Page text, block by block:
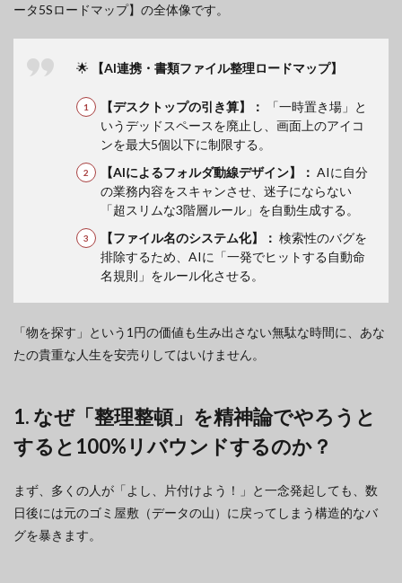
ータ5Sロードマップ】の全体像です。
🌟 【AI連携・書類ファイル整理ロードマップ】
【デスクトップの引き算】：
「一時置き場」と
いうデッドスペースを廃止し、画面上のアイコ
ンを最大5個以下に制限する。
【AIによるフォルダ動線デザイン】： AIに自分
の業務内容をスキャンさせ、迷子にならない
「超スリムな3階層ルール」を自動生成する。
【ファイル名のシステム化】： 検索性のバグを
排除するため、AIに「一発でヒットする自動命
名規則」をルール化させる。
「物を探す」という1円の価値も生み出さない無駄な時間に、あな
たの貴重な人生を安売りしてはいけません。
1. なぜ「整理整頓」を精神論でやろうと
すると100%リバウンドするのか？
まず、多くの人が「よし、片付けよう！」と一念発起しても、数
日後には元のゴミ屋敷（データの山）に戻ってしまう構造的なバ
グを暴きます。